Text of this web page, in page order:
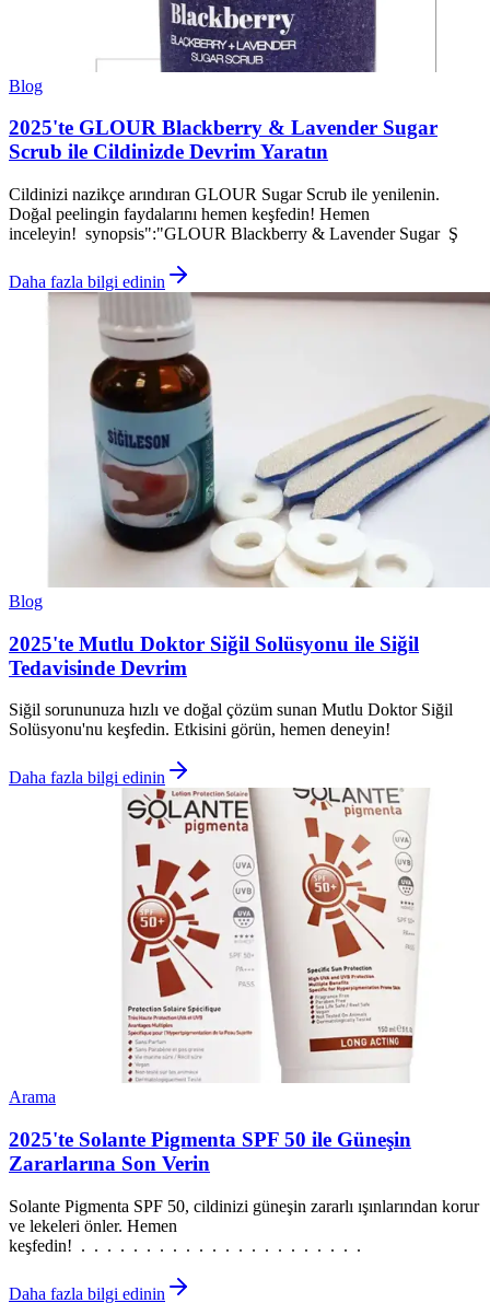
Blog
2025'te GLOUR Blackberry & Lavender Sugar
Scrub ile Cildinizde Devrim Yaratın
Cildinizi nazikçe arındıran GLOUR Sugar Scrub ile yenilenin.
Doğal peelingin faydalarını hemen keşfedin! Hemen
inceleyin! synopsis":"GLOUR Blackberry & Lavender Sugar Ş
Daha fazla bilgi edinin
Blog
2025'te Mutlu Doktor Siğil Solüsyonu ile Siğil
Tedavisinde Devrim
Siğil sorununuza hızlı ve doğal çözüm sunan Mutlu Doktor Siğil
Solüsyonu'nu keşfedin. Etkisini görün, hemen deneyin!
Daha fazla bilgi edinin
Arama
2025'te Solante Pigmenta SPF 50 ile Güneşin
Zararlarına Son Verin
Solante Pigmenta SPF 50, cildinizi güneşin zararlı ışınlarından korur
ve lekeleri önler. Hemen
keşfedin! . . . . . . . . . . . . . . . . . . . . . .
Daha fazla bilgi edinin